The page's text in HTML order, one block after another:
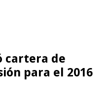
cartera de
para el 2016